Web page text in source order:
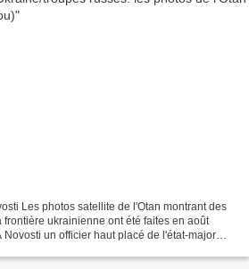
Les photos satellite de l'Otan montrant des
ukrainienne ont été faites en août
un officier haut placé de l'état-major